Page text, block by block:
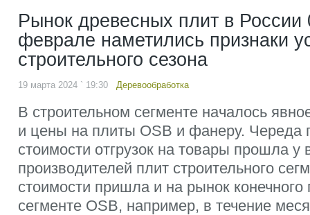
Рынок древесных плит в России
феврале наметились признаки
строительного сезона
19 марта 2024 ` 19:30 Деревообработка
В строительном сегменте началось
и цены на плиты OSB и фанеру. Череда
стоимости отгрузок на товары прошла у
производителей плит строительного
стоимости пришла и на рынок конечного
сегменте OSB, например, в течение